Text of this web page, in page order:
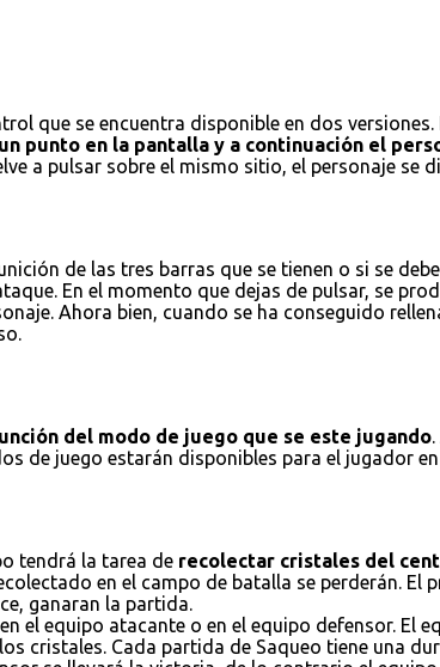
que se encuentra disponible en dos
punto en la pantalla y a continuación el
a pulsar sobre el mismo sitio, el personaje se
de las tres barras que se tienen o si se
En el momento que dejas de pulsar, se
Ahora bien, cuando se ha conseguido
del modo de juego que se este jugando
de juego estarán disponibles para el jugador
tendrá la tarea de recolectar cristales del
en el campo de batalla se perderán. El
ganaran la partida.
el equipo atacante o en el equipo defensor. El
cristales. Cada partida de Saqueo tiene una